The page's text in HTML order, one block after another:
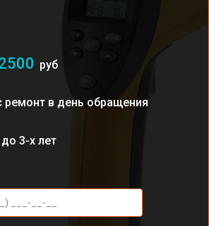
руб
ремонт в день обращения
3-х лет